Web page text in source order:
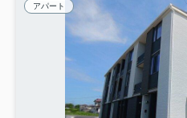
アパート